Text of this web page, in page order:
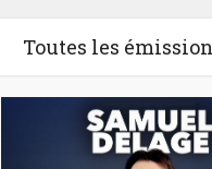
Toutes les